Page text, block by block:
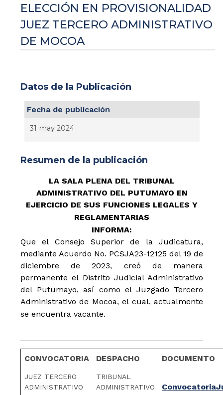
ELECCIÓN EN PROVISIONALIDAD
JUEZ TERCERO ADMINISTRATIVO
DE MOCOA
Datos de la Publicación
Fecha de publicación
31 may 2024
Resumen de la publicación
LA SALA PLENA DEL TRIBUNAL
ADMINISTRATIVO DEL PUTUMAYO EN
EJERCICIO DE SUS FUNCIONES LEGALES Y
REGLAMENTARIAS
INFORMA:
Que el Consejo Superior de la Judicatura,
mediante Acuerdo No. PCSJA23-12125 del 19 de
diciembre de 2023, creó de manera
permanente el Distrito Judicial Administrativo
del Putumayo, así como el Juzgado Tercero
Administrativo de Mocoa, el cual, actualmente
se encuentra vacante.
CONVOCATORIA DESPACHO DOCUMENTO
JUEZ TERCERO
ADMINISTRATIVO
TRIBUNAL
ADMINISTRATIVO